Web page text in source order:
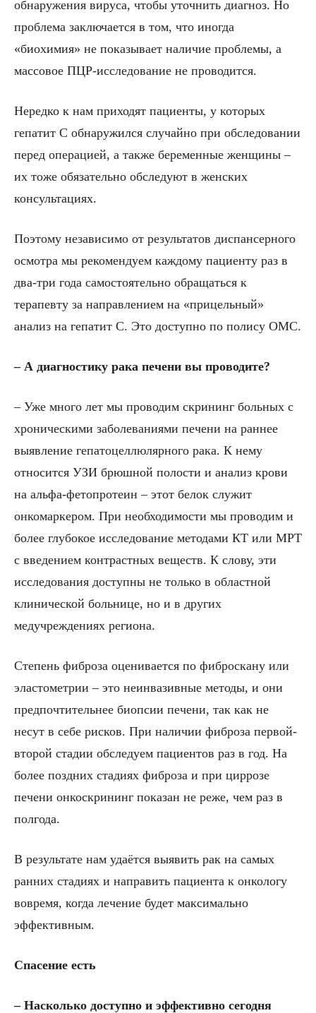
обнаружения вируса, чтобы уточнить диагноз. Но
проблема заключается в том, что иногда
«биохимия» не показывает наличие проблемы, а
массовое ПЦР-исследование не проводится.
Нередко к нам приходят пациенты, у которых
гепатит С обнаружился случайно при обследовании
перед операцией, а также беременные женщины –
их тоже обязательно обследуют в женских
консультациях.
Поэтому независимо от результатов диспансерного
осмотра мы рекомендуем каждому пациенту раз в
два-три года самостоятельно обращаться к
терапевту за направлением на «прицельный»
анализ на гепатит С. Это доступно по полису ОМС.
– А диагностику рака печени вы проводите?
– Уже много лет мы проводим скрининг больных с
хроническими заболеваниями печени на раннее
выявление гепатоцеллюлярного рака. К нему
относится УЗИ брюшной полости и анализ крови
на альфа-фетопротеин – этот белок служит
онкомаркером. При необходимости мы проводим и
более глубокое исследование методами КТ или МРТ
с введением контрастных веществ. К слову, эти
исследования доступны не только в областной
клинической больнице, но и в других
медучреждениях региона.
Степень фиброза оценивается по фиброскану или
эластометрии – это неинвазивные методы, и они
предпочтительнее биопсии печени, так как не
несут в себе рисков. При наличии фиброза первой-
второй стадии обследуем пациентов раз в год. На
более поздних стадиях фиброза и при циррозе
печени онкоскрининг показан не реже, чем раз в
полгода.
В результате нам удаётся выявить рак на самых
ранних стадиях и направить пациента к онкологу
вовремя, когда лечение будет максимально
эффективным.
Спасение есть
– Насколько доступно и эффективно сегодня